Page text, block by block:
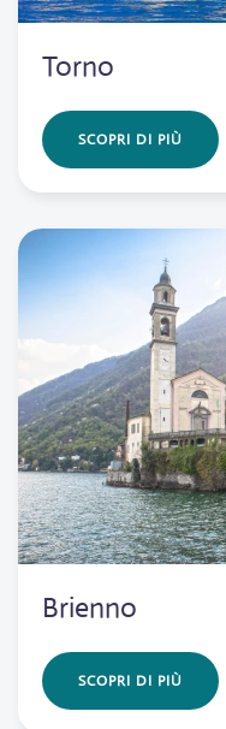
Torno
SCOPRI DI PIÙ
Brienno
SCOPRI DI PIÙ